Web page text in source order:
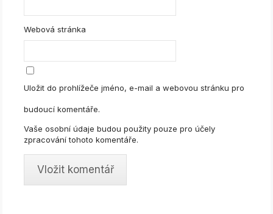
Webová stránka
Uložit do prohlížeče jméno, e-mail a webovou stránku pro
budoucí komentáře.
Vaše osobní údaje budou použity pouze pro účely
zpracování tohoto komentáře.